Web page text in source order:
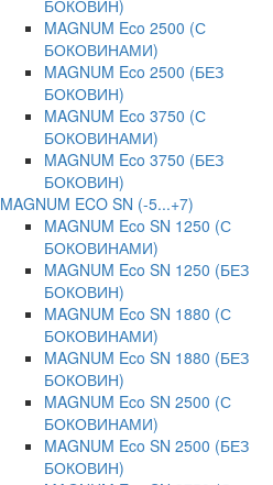
БОКОВИН)
MAGNUM Eco 2500 (С
БОКОВИНАМИ)
MAGNUM Eco 2500 (БЕЗ
БОКОВИН)
MAGNUM Eco 3750 (С
БОКОВИНАМИ)
MAGNUM Eco 3750 (БЕЗ
БОКОВИН)
MAGNUM ECO SN (-5...+7)
MAGNUM Eco SN 1250 (С
БОКОВИНАМИ)
MAGNUM Eco SN 1250 (БЕЗ
БОКОВИН)
MAGNUM Eco SN 1880 (С
БОКОВИНАМИ)
MAGNUM Eco SN 1880 (БЕЗ
БОКОВИН)
MAGNUM Eco SN 2500 (С
БОКОВИНАМИ)
MAGNUM Eco SN 2500 (БЕЗ
БОКОВИН)